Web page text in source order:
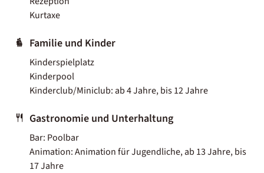
Kurtaxe
Familie und Kinder
Kinderspielplatz
Kinderpool
Kinderclub/Miniclub: ab 4 Jahre, bis 12 Jahre
Gastronomie und Unterhaltung
Bar: Poolbar
Animation: Animation für Jugendliche, ab 13 Jahre, bis
17 Jahre